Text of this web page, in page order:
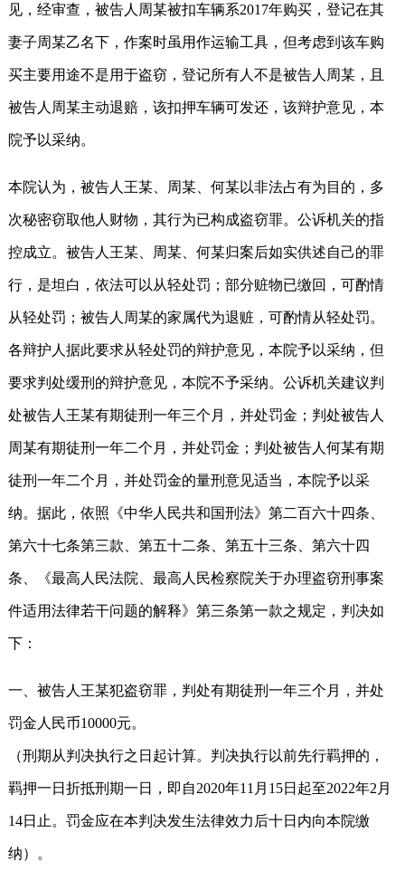
见，经审查，被告人周某被扣车辆系2017年购买，登记在其
妻子周某乙名下，作案时虽用作运输工具，但考虑到该车购
买主要用途不是用于盗窃，登记所有人不是被告人周某，且
被告人周某主动退赔，该扣押车辆可发还，该辩护意见，本
院予以采纳。
本院认为，被告人王某、周某、何某以非法占有为目的，多
次秘密窃取他人财物，其行为已构成盗窃罪。公诉机关的指
控成立。被告人王某、周某、何某归案后如实供述自己的罪
行，是坦白，依法可以从轻处罚；部分赃物已缴回，可酌情
从轻处罚；被告人周某的家属代为退赃，可酌情从轻处罚。
各辩护人据此要求从轻处罚的辩护意见，本院予以采纳，但
要求判处缓刑的辩护意见，本院不予采纳。公诉机关建议判
处被告人王某有期徒刑一年三个月，并处罚金；判处被告人
周某有期徒刑一年二个月，并处罚金；判处被告人何某有期
徒刑一年二个月，并处罚金的量刑意见适当，本院予以采
纳。据此，依照《中华人民共和国刑法》第二百六十四条、
第六十七条第三款、第五十二条、第五十三条、第六十四
条、《最高人民法院、最高人民检察院关于办理盗窃刑事案
件适用法律若干问题的解释》第三条第一款之规定，判决如
下：
一、被告人王某犯盗窃罪，判处有期徒刑一年三个月，并处
罚金人民币10000元。
（刑期从判决执行之日起计算。判决执行以前先行羁押的，
羁押一日折抵刑期一日，即自2020年11月15日起至2022年2月
14日止。罚金应在本判决发生法律效力后十日内向本院缴
纳）。